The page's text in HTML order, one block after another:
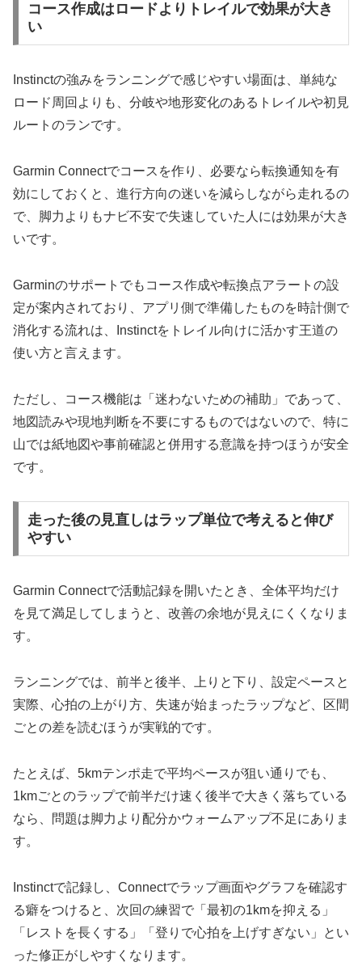
コース作成はロードよりトレイルで効果が大き
い
Instinctの強みをランニングで感じやすい場面は、単純な
ロード周回よりも、分岐や地形変化のあるトレイルや初見
ルートのランです。
Garmin Connectでコースを作り、必要なら転換通知を有
効にしておくと、進行方向の迷いを減らしながら走れるの
で、脚力よりもナビ不安で失速していた人には効果が大き
いです。
Garminのサポートでもコース作成や転換点アラートの設
定が案内されており、アプリ側で準備したものを時計側で
消化する流れは、Instinctをトレイル向けに活かす王道の
使い方と言えます。
ただし、コース機能は「迷わないための補助」であって、
地図読みや現地判断を不要にするものではないので、特に
山では紙地図や事前確認と併用する意識を持つほうが安全
です。
走った後の見直しはラップ単位で考えると伸び
やすい
Garmin Connectで活動記録を開いたとき、全体平均だけ
を見て満足してしまうと、改善の余地が見えにくくなりま
す。
ランニングでは、前半と後半、上りと下り、設定ペースと
実際、心拍の上がり方、失速が始まったラップなど、区間
ごとの差を読むほうが実戦的です。
たとえば、5kmテンポ走で平均ペースが狙い通りでも、
1kmごとのラップで前半だけ速く後半で大きく落ちている
なら、問題は脚力より配分かウォームアップ不足にありま
す。
Instinctで記録し、Connectでラップ画面やグラフを確認す
る癖をつけると、次回の練習で「最初の1kmを抑える」
「レストを長くする」「登りで心拍を上げすぎない」とい
った修正がしやすくなります。